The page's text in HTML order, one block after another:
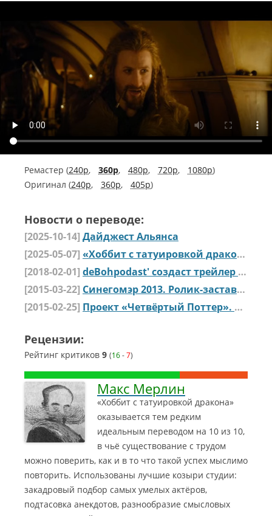
Ремастер (240p, 360p, 480p, 720p, 1080p)
Оригинал (240p, 360p, 405p)
Новости о переводе:
[2025-10-14] Дайджест Альянса
[2025-05-07] «Хоббит с татуировкой дракона» от deBohpodast' — ремастеринг в 1080p
[2018-02-01] deBohpodast' создаст трейлер "Хоббита с татуировкой дракона" при участии фанатов
[2015-03-22] Cинегомэр 2013. Ролик-заставка
[2015-02-25] Проект «Четвёртый Поттер». Перспективы. Часть 2
Рецензии:
Рейтинг критиков 9 (16-7)
Макс Мерлин
«Хоббит с татуировкой дракона»
оказывается тем редким
идеальным переводом на 10 из 10,
в чьё существование с трудом
можно поверить, как и в то что такой успех мыслимо
повторить. Использованы лучшие козыри студии:
закадровый подбор самых умелых актёров,
подтасовка анекдотов, разнообразие смысловых